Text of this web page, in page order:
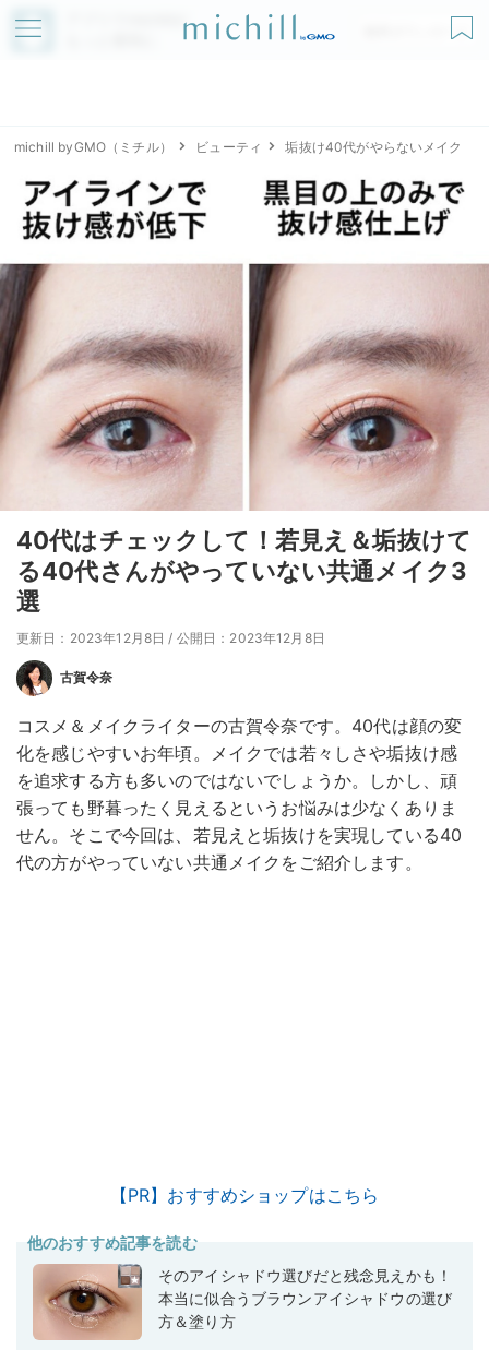
アプリでmichillが
無料ダウンロード
michill byGMO（ミチル） ビューティ 垢抜け40代がやらないメイク
40代はチェックして！若見え＆垢抜けて
る40代さんがやっていない共通メイク3
選
更新日：2023年12月8日 / 公開日：2023年12月8日
古賀令奈
コスメ＆メイクライターの古賀令奈です。40代は顔の変
化を感じやすいお年頃。メイクでは若々しさや垢抜け感
を追求する方も多いのではないでしょうか。しかし、頑
張っても野暮ったく見えるというお悩みは少なくありま
せん。そこで今回は、若見えと垢抜けを実現している40
代の方がやっていない共通メイクをご紹介します。
【PR】おすすめショップはこちら
他のおすすめ記事を読む
そのアイシャドウ選びだと残念見えかも！
本当に似合うブラウンアイシャドウの選び
方＆塗り方